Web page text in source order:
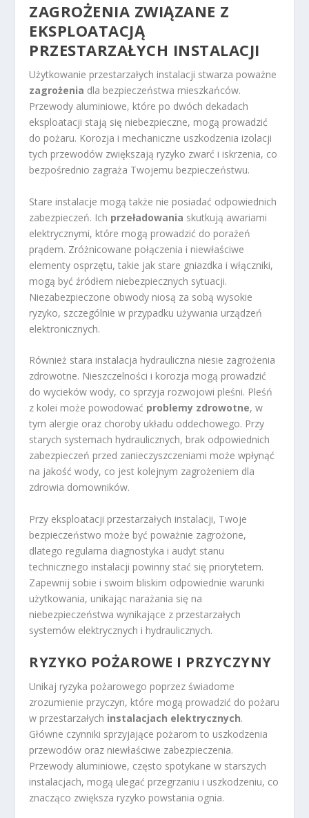
ZAGROŻENIA ZWIĄZANE Z
EKSPLOATACJĄ
PRZESTARZAŁYCH INSTALACJI
Użytkowanie przestarzałych instalacji stwarza poważne
zagrożenia dla bezpieczeństwa mieszkańców.
Przewody aluminiowe, które po dwóch dekadach
eksploatacji stają się niebezpieczne, mogą prowadzić
do pożaru. Korozja i mechaniczne uszkodzenia izolacji
tych przewodów zwiększają ryzyko zwarć i iskrzenia, co
bezpośrednio zagraża Twojemu bezpieczeństwu.
Stare instalacje mogą także nie posiadać odpowiednich
zabezpieczeń. Ich przeładowania skutkują awariami
elektrycznymi, które mogą prowadzić do porażeń
prądem. Zróżnicowane połączenia i niewłaściwe
elementy osprzętu, takie jak stare gniazdka i włączniki,
mogą być źródłem niebezpiecznych sytuacji.
Niezabezpieczone obwody niosą za sobą wysokie
ryzyko, szczególnie w przypadku używania urządzeń
elektronicznych.
Również stara instalacja hydrauliczna niesie zagrożenia
zdrowotne. Nieszczelności i korozja mogą prowadzić
do wycieków wody, co sprzyja rozwojowi pleśni. Pleśń
z kolei może powodować problemy zdrowotne, w
tym alergie oraz choroby układu oddechowego. Przy
starych systemach hydraulicznych, brak odpowiednich
zabezpieczeń przed zanieczyszczeniami może wpłynąć
na jakość wody, co jest kolejnym zagrożeniem dla
zdrowia domowników.
Przy eksploatacji przestarzałych instalacji, Twoje
bezpieczeństwo może być poważnie zagrożone,
dlatego regularna diagnostyka i audyt stanu
technicznego instalacji powinny stać się priorytetem.
Zapewnij sobie i swoim bliskim odpowiednie warunki
użytkowania, unikając narażania się na
niebezpieczeństwa wynikające z przestarzałych
systemów elektrycznych i hydraulicznych.
RYZYKO POŻAROWE I PRZYCZYNY
Unikaj ryzyka pożarowego poprzez świadome
zrozumienie przyczyn, które mogą prowadzić do pożaru
w przestarzałych instalacjach elektrycznych.
Główne czynniki sprzyjające pożarom to uszkodzenia
przewodów oraz niewłaściwe zabezpieczenia.
Przewody aluminiowe, często spotykane w starszych
instalacjach, mogą ulegać przegrzaniu i uszkodzeniu, co
znacząco zwiększa ryzyko powstania ognia.